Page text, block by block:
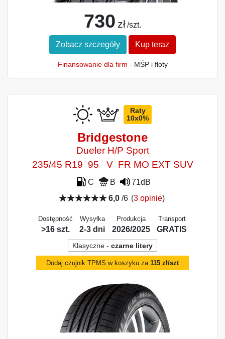
730 zł /szt.
Zobacz szczegóły Kup teraz
Finansowanie dla firm - MŚP i floty
Raty
10x0%
Bridgestone
Dueler H/P Sport
235/45 R19 95 V FR MO EXT SUV
C B
71dB
6,0/6 (3 opinie)
Dostępność
>16 szt.
Wysyłka
2-3 dni
Produkcja
2026/2025
Transport
GRATIS
Klasyczne - czarne litery
Dodaj czujnik TPMS w koszyku za 115 zł/szt